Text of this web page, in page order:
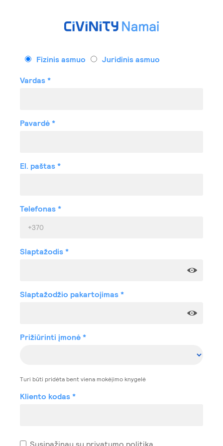
Fizinis asmuo Juridinis asmuo
Vardas
Pavardė
El. paštas
Telefonas
Slaptažodis
Slaptažodžio pakartojimas
Prižiūrinti įmonė
Turi būti pridėta bent viena mokėjimo knygelė
Kliento kodas
Susipažinau su privatumo politika